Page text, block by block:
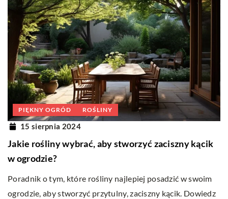
PIĘKNY OGRÓD ROŚLINY
15 sierpnia 2024
Jakie rośliny wybrać, aby stworzyć zaciszny kącik
w ogrodzie?
Poradnik o tym, które rośliny najlepiej posadzić w swoim
ogrodzie, aby stworzyć przytulny, zaciszny kącik. Dowiedz